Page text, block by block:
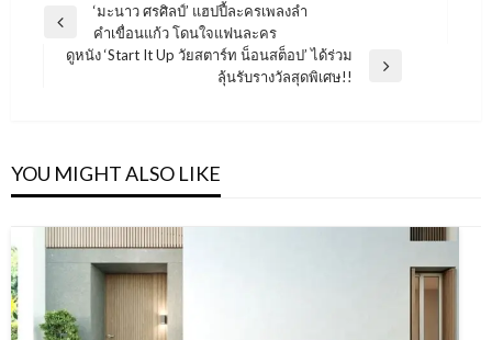
แนะแนว
เรื่อง
Previous
Post
‘มะนาว ศรศิลป์’ แฮปปี้ละครเพลงลำ
คำเขื่อนแก้ว โดนใจแฟนละคร
ดูหนัง ‘Start It Up วัยสตาร์ท น็อนสต็อป’ ได้ร่วม
ลุ้นรับรางวัลสุดพิเศษ!!
YOU MIGHT ALSO LIKE